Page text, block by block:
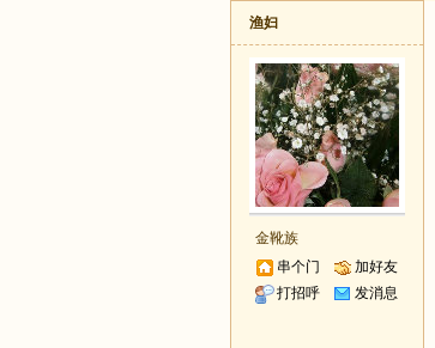
渔妇
金靴族
串个门
加好友
打招呼
发消息